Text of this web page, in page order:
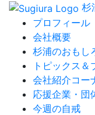
杉
プロフィール
会社概要
杉浦のおもし
トピックス＆
会社紹介コー
応援企業・団
今週の自戒